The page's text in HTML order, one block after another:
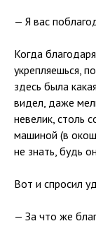
— Я вас
Когда
укрепляешься,
здесь была
видел, даже
невелик, столь
машиной (в
не знать, будь
Вот и спросил
— За что же